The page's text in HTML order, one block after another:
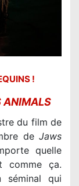
!
ANIMALS
du film de
de Jaws
quelle
comme ça.
séminal qui